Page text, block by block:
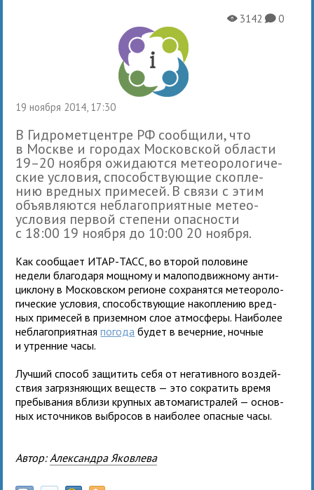
19 ноября 2014, 17:30
X3142K0
В Гидрометцен­тре РФ сооб­щили, что
в Москве и горо­дах Московской обла­сти
19–20 ноября ожи­да­ются метео­ро­ло­ги­че­
ские усло­вия, спо­соб­ству­ю­щие скоп­ле­
нию вред­ных при­ме­сей. В связи с этим
объ­яв­ля­ются небла­го­при­ят­ные метео­
усло­вия пер­вой сте­пени опас­но­сти
с 18:00 19 ноября до 10:00 20 ноября.
Как сооб­щает ИТАР-ТАСС, во вто­рой поло­вине
недели бла­го­даря мощ­ному и мало­по­движ­ному анти­
цик­лону в Московском реги­оне сохра­нятся метео­ро­ло­
ги­че­ские усло­вия, спо­соб­ству­ю­щие накоп­ле­нию вред­
ных при­ме­сей в при­зем­ном слое атмосферы. Наиболее
небла­го­при­ят­наяпогода будет в вечер­ние, ноч­ные
и утрен­ние часы.
Лучший спо­соб защи­тить себя от нега­тив­ного воз­дей­
ствия загряз­ня­ю­щих веществ — это сокра­тить время
пре­бы­ва­ния вблизи круп­ных авто­ма­ги­стра­лей — основ­
ных источ­ни­ков выбро­сов в наи­бо­лее опасные часы.
Автор: Александра Яковлева